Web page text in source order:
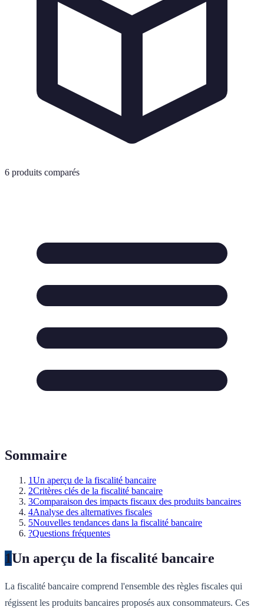
6 produits comparés
Sommaire
1Un aperçu de la fiscalité bancaire
2Critères clés de la fiscalité bancaire
3Comparaison des impacts fiscaux des produits bancaires
4Analyse des alternatives fiscales
5Nouvelles tendances dans la fiscalité bancaire
?Questions fréquentes
1Un aperçu de la fiscalité bancaire
La fiscalité bancaire comprend l'ensemble des règles fiscales qui
régissent les produits bancaires proposés aux consommateurs. Ces